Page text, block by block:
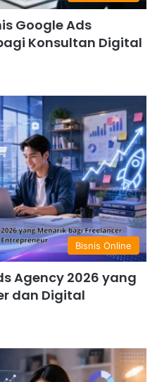
Google Ads
Konsultan Digital
Bisnis Online
Agency 2026 yang
dan Digital